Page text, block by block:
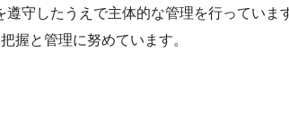
守したうえで主体的な管理を行ってい
握と管理に努めています。